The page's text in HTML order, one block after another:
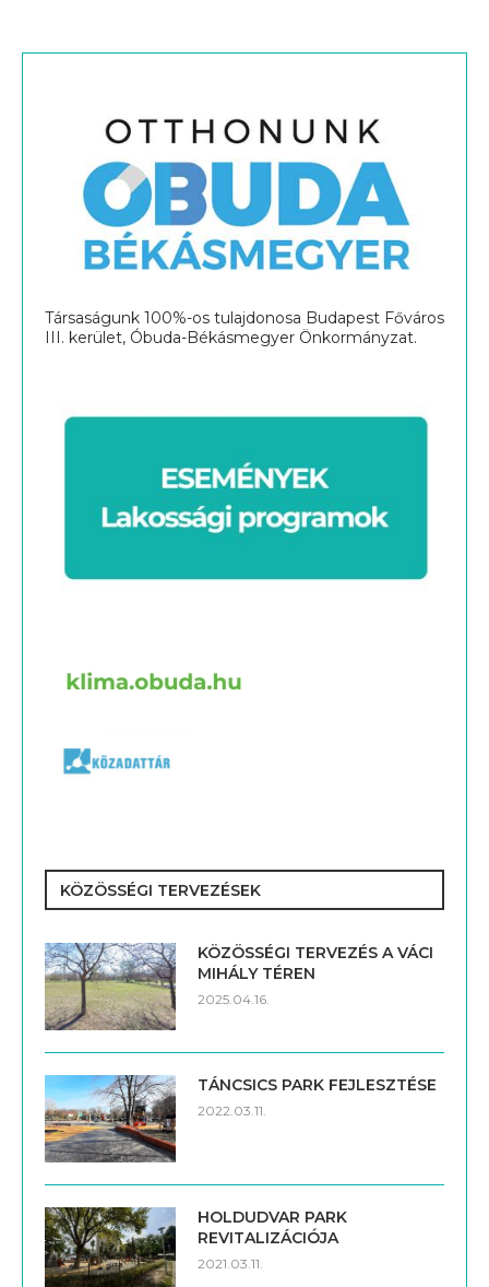
Társaságunk 100%-os tulajdonosa Budapest Főváros
III. kerület, Óbuda-Békásmegyer Önkormányzat.
KÖZÖSSÉGI TERVEZÉSEK
KÖZÖSSÉGI TERVEZÉS A VÁCI
MIHÁLY TÉREN
2025.04.16.
TÁNCSICS PARK FEJLESZTÉSE
2022.03.11.
HOLDUDVAR PARK
REVITALIZÁCIÓJA
2021.03.11.